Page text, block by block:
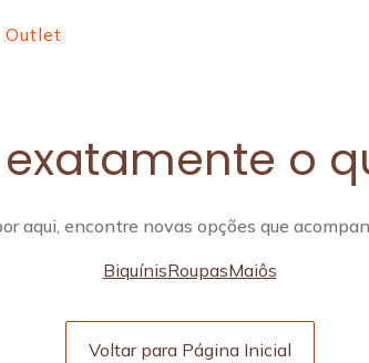
Outlet
o
aqui, encontre novas opções que
BiquínisRoupasMaiôs
Voltar para Página Inicial